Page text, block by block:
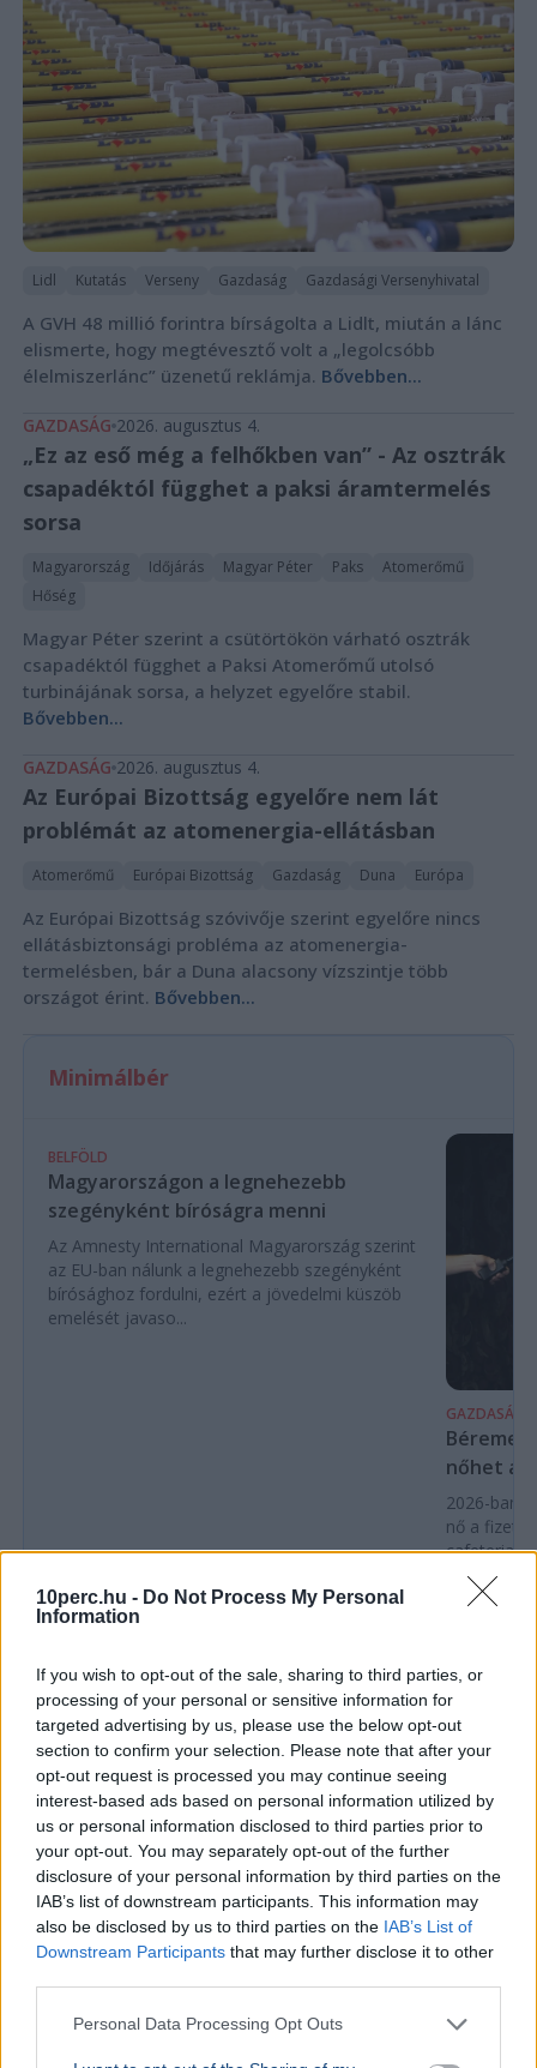
10perc.hu - Do Not Process My Personal
Information
If you wish to opt-out of the sale, sharing to third parties, or
processing of your personal or sensitive information for
targeted advertising by us, please use the below opt-out
section to confirm your selection. Please note that after your
opt-out request is processed you may continue seeing
interest-based ads based on personal information utilized by
us or personal information disclosed to third parties prior to
your opt-out. You may separately opt-out of the further
disclosure of your personal information by third parties on the
IAB’s list of downstream participants. This information may
also be disclosed by us to third parties on the IAB’s List of
Downstream Participants that may further disclose it to other
Personal Data Processing Opt Outs
Lidl Kutatás Verseny Gazdaság Gazdasági Versenyhivatal
A GVH 48 millió forintra bírságolta a Lidlt, miután a lánc
elismerte, hogy megtévesztő volt a „legolcsóbb
élelmiszerlánc” üzenetű reklámja. Bővebben...
GAZDASÁG 2026. augusztus 4.
„Ez az eső még a felhőkben van” - Az osztrák
csapadéktól függhet a paksi áramtermelés
sorsa
Magyarország Időjárás Magyar Péter Paks
Atomerőmű
Hőség
Magyar Péter szerint a csütörtökön várható osztrák
csapadéktól függhet a Paksi Atomerőmű utolsó
turbinájának sorsa, a helyzet egyelőre stabil.
Bővebben...
GAZDASÁG 2026. augusztus 4.
Az Európai Bizottság egyelőre nem lát
problémát az atomenergia-ellátásban
Atomerőmű Európai Bizottság Gazdaság Duna Európa
Az Európai Bizottság szóvivője szerint egyelőre nincs
ellátásbiztonsági probléma az atomenergia-
termelésben, bár a Duna alacsony vízszintje több
országot érint. Bővebben...
Minimálbér
BELFÖLD
Magyarországon a legnehezebb
szegényként bíróságra menni
Az Amnesty International Magyarország szerint
az EU-ban nálunk a legnehezebb szegényként
bírósághoz fordulni, ezért a jövedelmi küszöb
emelését javaso...
GAZDASÁG
nőhet a
2026-ban
nő a
cafeteria
GAZDASÁG 2026. augusztus 4.
Amerika bejelentette: közel a Hormuzi-
szoros megnyitása